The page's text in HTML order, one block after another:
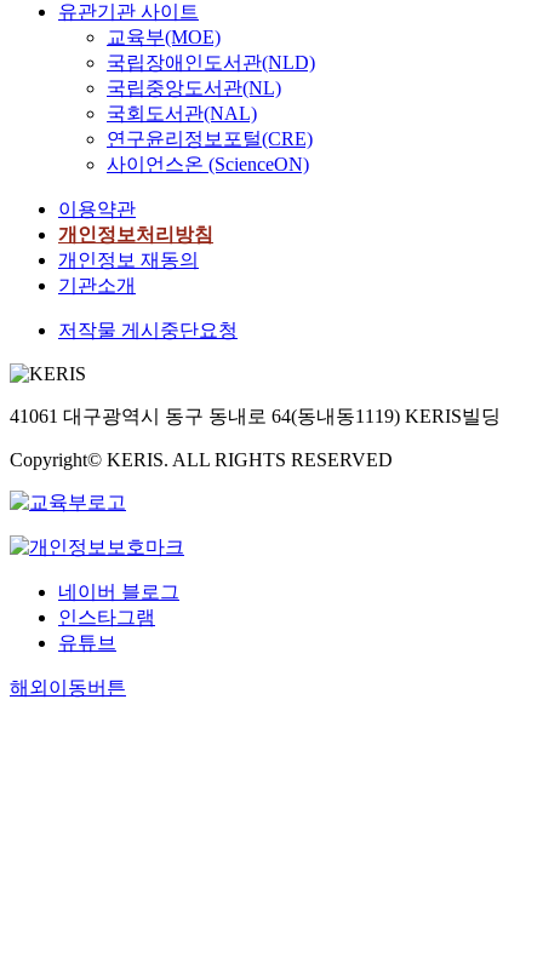
유관기관 사이트
교육부(MOE)
국립장애인도서관(NLD)
국립중앙도서관(NL)
국회도서관(NAL)
연구윤리정보포털(CRE)
사이언스온 (ScienceON)
이용약관
개인정보처리방침
개인정보 재동의
기관소개
저작물 게시중단요청
41061 대구광역시 동구 동내로 64(동내동1119) KERIS빌딩
Copyright© KERIS. ALL RIGHTS RESERVED
네이버 블로그
인스타그램
유튜브
해외이동버튼